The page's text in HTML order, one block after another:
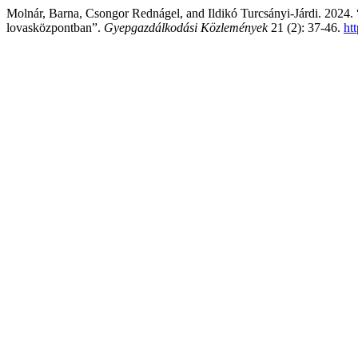
Molnár, Barna, Csongor Rednágel, and Ildikó Turcsányi-Járdi.
lovasközpontban”. Gyepgazdálkodási Közlemények21 (2): 37-46.